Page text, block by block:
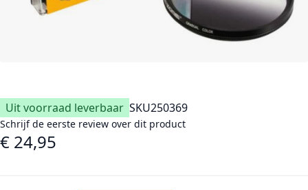
Uit voorraad leverbaar SKU250369
Schrijf de eerste review over dit product
€ 24,95